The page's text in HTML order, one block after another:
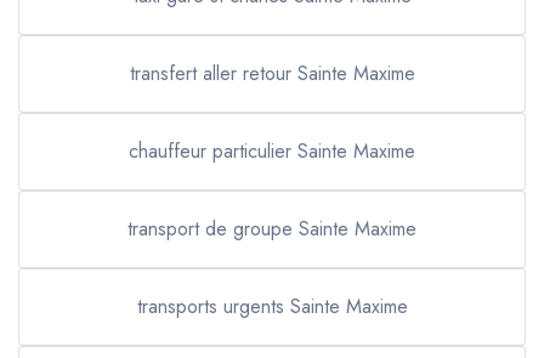
transfert aller retour Sainte Maxime
chauffeur particulier Sainte Maxime
transport de groupe Sainte Maxime
transports urgents Sainte Maxime